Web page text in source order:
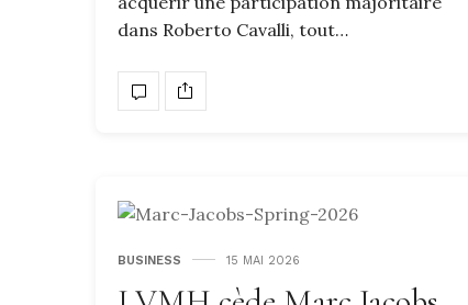
dans Roberto Cavalli, tout…
BUSINESS 15 MAI 2026